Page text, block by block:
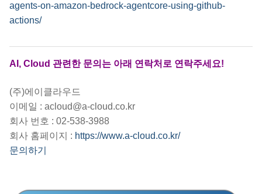
agents-on-amazon-bedrock-agentcore-using-github-
actions/
AI, Cloud 관련한 문의는 아래 연락처로 연락주세요!
(주)에이클라우드
이메일 : acloud@a-cloud.co.kr
회사 번호 : 02-538-3988
회사 홈페이지 : https://www.a-cloud.co.kr/
문의하기